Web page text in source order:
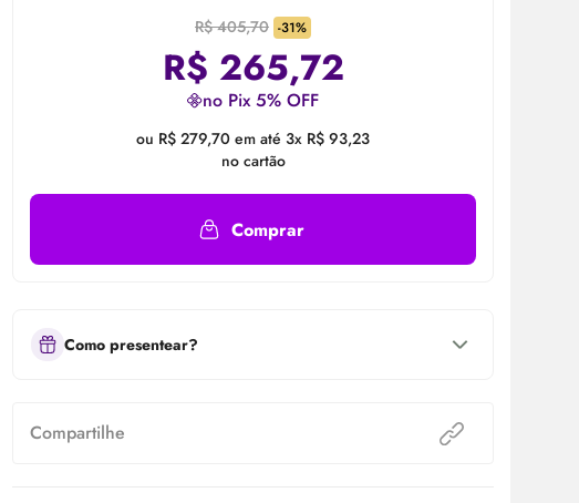
R$ 405,70 -31%
R$ 265,72
no Pix 5% OFF
ou R$ 279,70 em até 3x R$ 93,23
no cartão
Comprar
Como presentear?
Compartilhe